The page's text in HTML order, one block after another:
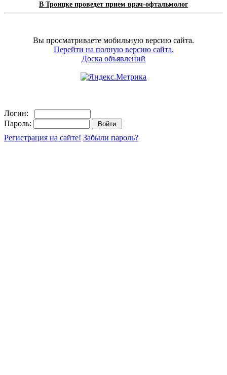
В Троицке проведет прием врач-офтальмолог
Вы просматриваете мобильную версию сайта.
Перейти на полную версию сайта.
Доска объявлений
Логин:
Пароль:
Регистрация на сайте! Забыли пароль?